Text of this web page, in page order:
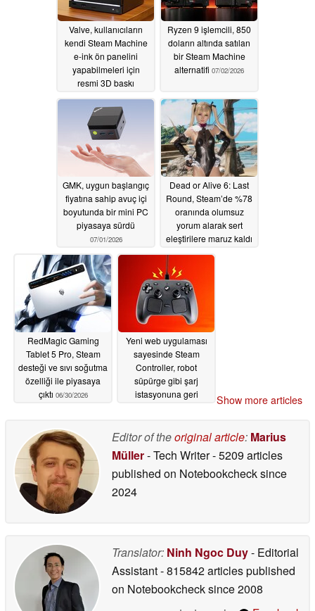
Valve, kullanıcıların
kendi Steam Machine
e-ink ön panelini
yapabilmeleri için
resmi 3D baskı
07/03/2026
Ryzen 9 işlemcili, 850
doların altında satılan
bir Steam Machine
alternatifi 07/02/2026
GMK, uygun başlangıç
fiyatına sahip avuç içi
boyutunda bir mini PC
piyasaya sürdü
07/01/2026
Dead or Alive 6: Last
Round, Steam’de %78
oranında olumsuz
yorum alarak sert
eleştirilere maruz kaldı
06/30/2026
RedMagic Gaming
Tablet 5 Pro, Steam
desteği ve sıvı soğutma
özelliği ile piyasaya
çıktı 06/30/2026
Yeni web uygulaması
sayesinde Steam
Controller, robot
süpürge gibi şarj
istasyonuna geri
Show more articles
Editor of theoriginal article: Marius
Müller- Tech Writer- 5209 articles
published on Notebookchecksince
2024
Translator: Ninh Ngoc Duy- Editorial
Assistant- 815842 articles published
on Notebookchecksince 2008